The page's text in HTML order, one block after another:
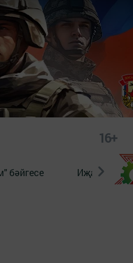
16+
бәйгесе Иҗат